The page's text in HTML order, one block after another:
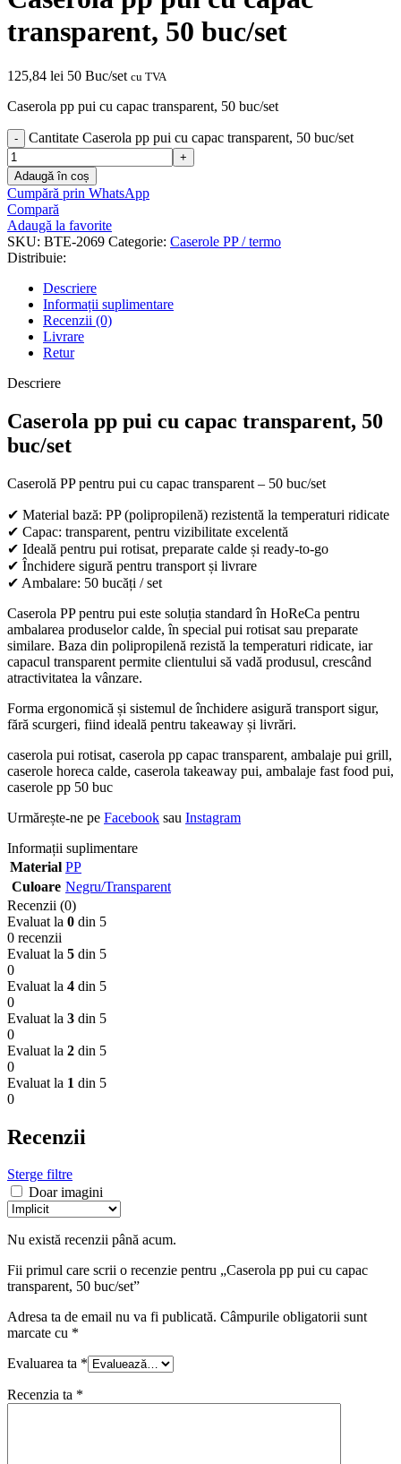
transparent, 50 buc/set
125,84 lei 50 Buc/set cu TVA
Caserola pp pui cu capac transparent, 50 buc/set
Cantitate Caserola pp pui cu capac transparent, 50 buc/set
Adaugă în coș
Cumpără prin WhatsApp
Compară
Adaugă la favorite
SKU: BTE-2069 Categorie: Caserole PP / termo
Distribuie:
Descriere
Informații suplimentare
Recenzii (0)
Livrare
Retur
Descriere
Caserola pp pui cu capac transparent, 50
buc/set
Caserolă PP pentru pui cu capac transparent – 50 buc/set
✔ Material bază: PP (polipropilenă) rezistentă la temperaturi ridicate
✔ Capac: transparent, pentru vizibilitate excelentă
✔ Ideală pentru pui rotisat, preparate calde și ready-to-go
✔ Închidere sigură pentru transport și livrare
✔ Ambalare: 50 bucăți / set
Caserola PP pentru pui este soluția standard în HoReCa pentru
ambalarea produselor calde, în special pui rotisat sau preparate
similare. Baza din polipropilenă rezistă la temperaturi ridicate, iar
capacul transparent permite clientului să vadă produsul, crescând
atractivitatea la vânzare.
Forma ergonomică și sistemul de închidere asigură transport sigur,
fără scurgeri, fiind ideală pentru takeaway și livrări.
caserola pui rotisat, caserola pp capac transparent, ambalaje pui grill,
caserole horeca calde, caserola takeaway pui, ambalaje fast food pui,
caserole pp 50 buc
Urmărește-ne pe Facebook sau Instagram
Informații suplimentare
Material PP
Culoare Negru/Transparent
Recenzii (0)
Evaluat la 0 din 5
0 recenzii
Evaluat la 5 din 5
0
Evaluat la 4 din 5
0
Evaluat la 3 din 5
0
Evaluat la 2 din 5
0
Evaluat la 1 din 5
0
Recenzii
Sterge filtre
Doar imagini
Nu există recenzii până acum.
Fii primul care scrii o recenzie pentru „Caserola pp pui cu capac
transparent, 50 buc/set”
Adresa ta de email nu va fi publicată. Câmpurile obligatorii sunt
marcate cu *
Evaluarea ta *
Recenzia ta *